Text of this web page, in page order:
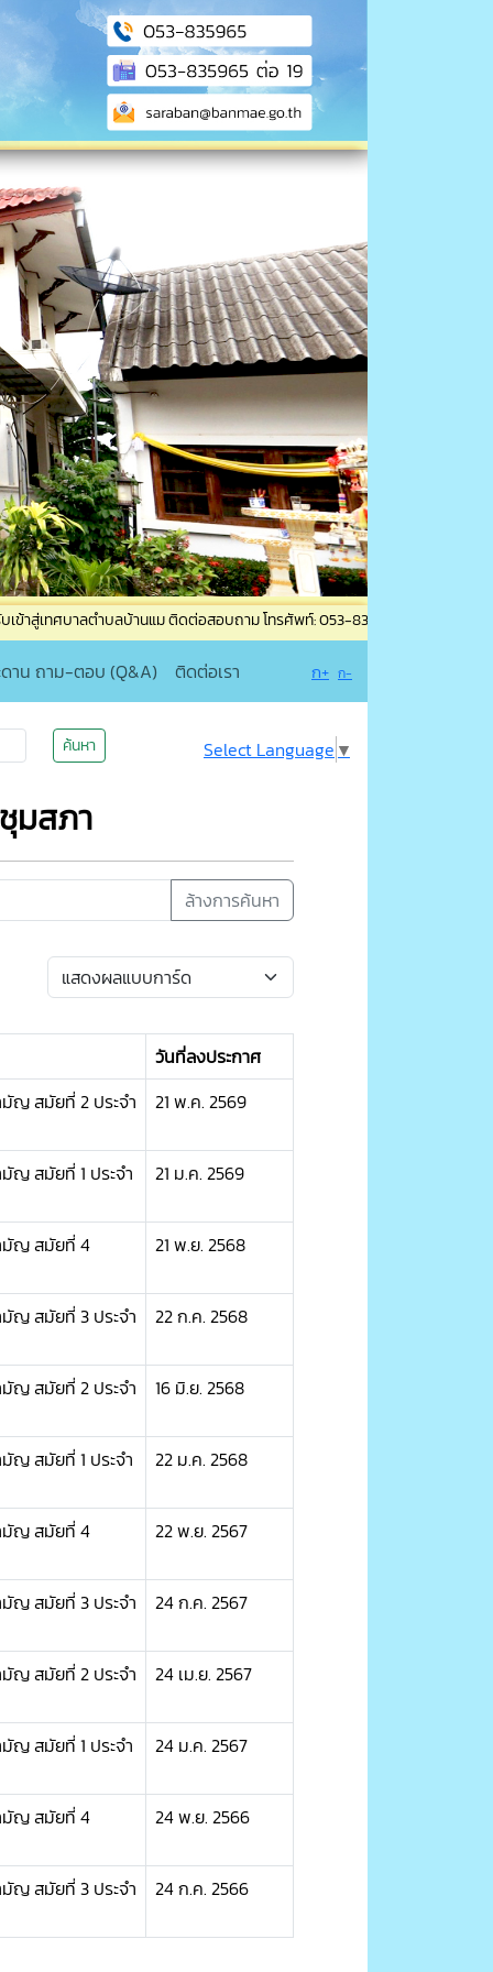
ตำบลบ้านแม ติดต่อสอบถาม โทรศัพท์: 053-835965 โทรสาร: 053-835965 ต่อ
ดาน ถาม-ตอบ (Q&A) ติดต่อเรา ก+ ก-
ค้นหา Select Language ▼
มสภา
ล้างการค้นหา
วันที่ลงประกาศ
ญ สมัยที่ 2 ประจำ
21 พ.ค. 2569
ญ สมัยที่ 1 ประจำ
21 ม.ค. 2569
มัญ สมัยที่ 4
21 พ.ย. 2568
ญ สมัยที่ 3 ประจำ
22 ก.ค. 2568
ญ สมัยที่ 2 ประจำ
16 มิ.ย. 2568
ญ สมัยที่ 1 ประจำ
22 ม.ค. 2568
มัญ สมัยที่ 4
22 พ.ย. 2567
ญ สมัยที่ 3 ประจำ
24 ก.ค. 2567
ญ สมัยที่ 2 ประจำ
24 เม.ย. 2567
ญ สมัยที่ 1 ประจำ
24 ม.ค. 2567
มัญ สมัยที่ 4
24 พ.ย. 2566
ญ สมัยที่ 3 ประจำ
24 ก.ค. 2566